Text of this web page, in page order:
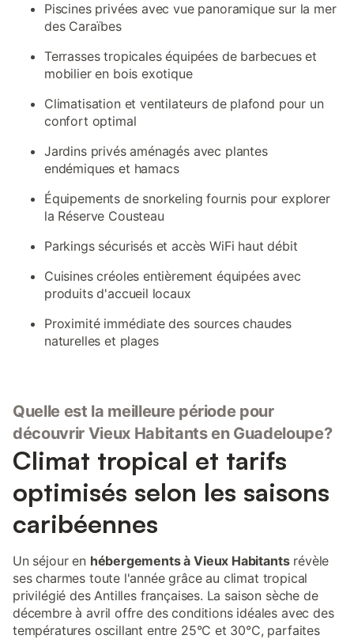
Piscines privées avec vue panoramique sur la mer
des Caraïbes
Terrasses tropicales équipées de barbecues et
mobilier en bois exotique
Climatisation et ventilateurs de plafond pour un
confort optimal
Jardins privés aménagés avec plantes
endémiques et hamacs
Équipements de snorkeling fournis pour explorer
la Réserve Cousteau
Parkings sécurisés et accès WiFi haut débit
Cuisines créoles entièrement équipées avec
produits d'accueil locaux
Proximité immédiate des sources chaudes
naturelles et plages
Quelle est la meilleure période pour
découvrir Vieux Habitants en Guadeloupe?
Climat tropical et tarifs
optimisés selon les saisons
caribéennes
Un séjour en hébergements à Vieux Habitantsrévèle
ses charmes toute l'année grâce au climat tropical
privilégié des Antilles françaises. La saison sèche de
décembre à avril offre des conditions idéales avec des
températures oscillant entre 25°C et 30°C, parfaites